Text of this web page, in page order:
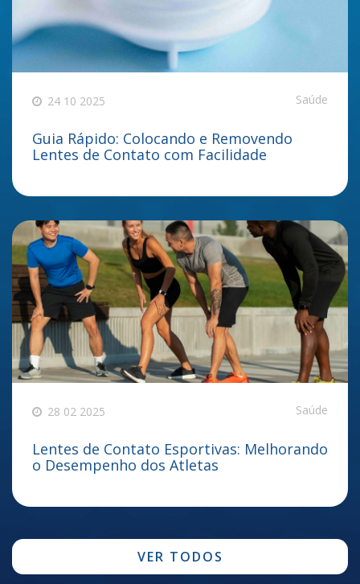
24 10 2025 Saúde
Guia Rápido: Colocando e Removendo
Lentes de Contato com Facilidade
28 02 2025 Saúde
Lentes de Contato Esportivas: Melhorando
o Desempenho dos Atletas
VER TODOS